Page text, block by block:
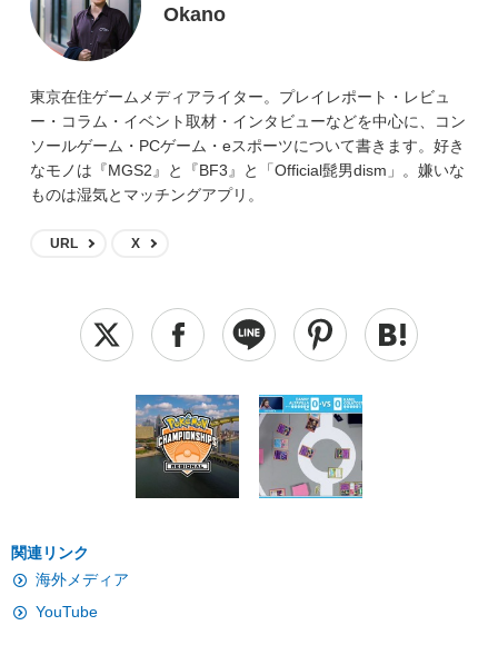
Okano
東京在住ゲームメディアライター。プレイレポート・レビュ
ー・コラム・イベント取材・インタビューなどを中心に、コン
ソールゲーム・PCゲーム・eスポーツについて書きます。好き
なモノは『MGS2』と『BF3』と「Official髭男dism」。嫌いな
ものは湿気とマッチングアプリ。
URL X
関連リンク
海外メディア
YouTube